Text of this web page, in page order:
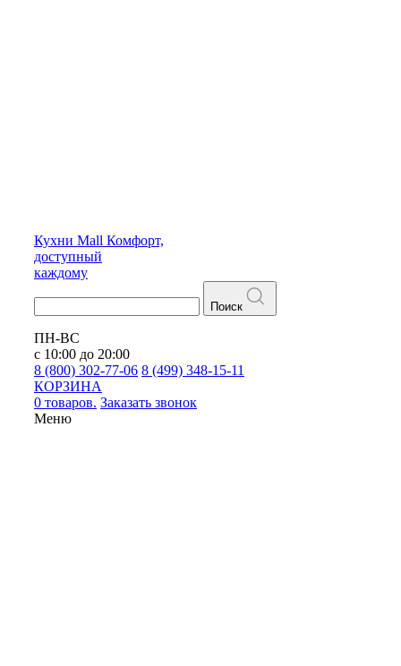
Кухни Mall Комфорт,
доступный
каждому
Поиск
ПН-ВС
с 10:00 до 20:00
8 (800) 302-77-06 8 (499) 348-15-11
КОРЗИНА
0 товаров. Заказать звонок
Меню